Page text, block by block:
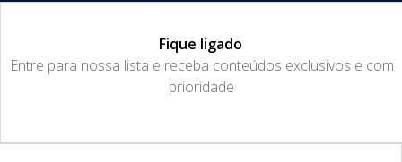
Fique ligado
​Entre para nossa lista e receba conteúdos exclusivos e com
prioridade